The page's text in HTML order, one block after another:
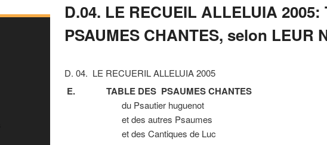
D.04. LE RECUEIL ALLELUIA 2005:
PSAUMES CHANTES, selon LEUR
D. 04. LE RECUERIL ALLELUIA 2005
E. TABLE DES PSAUMES CHANTES
du Psautier huguenot
et des autres Psaumes
et des Cantiques de Luc